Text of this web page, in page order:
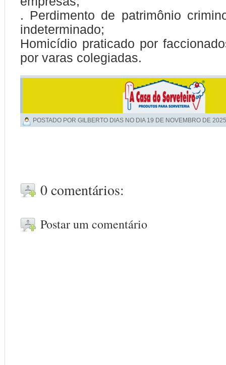
. Perdimento de patrimônio
indeterminado;
Homicídio praticado por
por varas colegiadas.
POSTADO POR GILBERTO DIAS NO DIA 19 DE NOVEMBRO DE 2025
0 comentários:
Postar um comentário